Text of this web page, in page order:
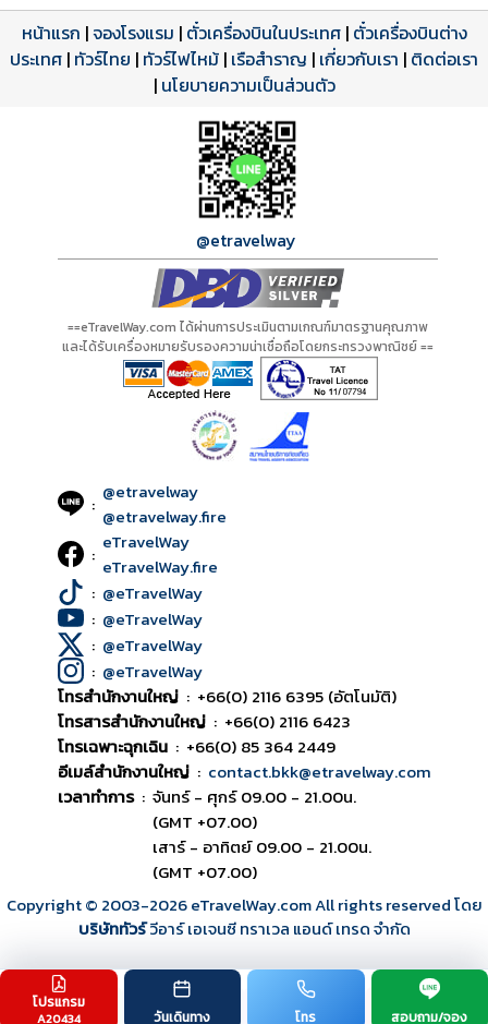
โปรแกรม
A20434 วันเดินทาง โทร สอบถาม/จอง
โปรแกรมทัวร์
ดาวน์โหลด PDF
รีวิวลูกค้าจริง
รีวิวจาก eTravelWay
เปิดหน้าเต็ม
ใบอนุญาตนำเที่ยว
เลขที่ 11/11450
เปิดหน้าเต็ม
หน้าแรก |จองโรงแรม | ตั๋วเครื่องบินในประเทศ| ตั๋วเครื่องบินต่าง
ประเทศ | ทัวร์ไทย | ทัวร์ไฟไหม้ | เรือสำราญ | เกี่ยวกับเรา | ติดต่อเรา
| นโยบายความเป็นส่วนตัว
@etravelway
==eTravelWay.com ได้ผ่านการประเมินตามเกณฑ์มาตรฐานคุณภาพ
และได้รับเครื่องหมายรับรองความน่าเชื่อถือโดยกระทรวงพาณิชย์ ==
: @etravelway
@etravelway.fire
: eTravelWay
eTravelWay.fire
: @eTravelWay
: @eTravelWay
: @eTravelWay
: @eTravelWay
โทรสำนักงานใหญ่ : +66(0) 2116 6395 (อัตโนมัติ)
โทรสารสำนักงานใหญ่ : +66(0) 2116 6423
โทรเฉพาะฉุกเฉิน : +66(0) 85 364 2449
อีเมล์สำนักงานใหญ่ : contact.bkk@etravelway.com
เวลาทำการ : จันทร์ - ศุกร์ 09.00 - 21.00น.
(GMT +07.00)
เสาร์ - อาทิตย์ 09.00 - 21.00น.
(GMT +07.00)
Copyright © 2003-2026eTravelWay.com All rights reserved โดย
บริษัททัวร์วีอาร์ เอเจนซี ทราเวล แอนด์ เทรด จำกัด
TOP